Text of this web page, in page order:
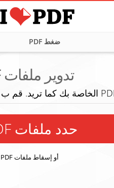
ضغط PDF
تدوير ملفات PDF
حدد ملفات PDF
أو إسقاط ملفات PDF هنا